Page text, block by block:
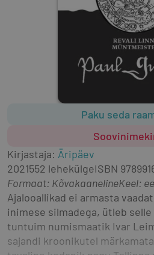
Paku seda
Kirjastaja: Äripäev
2021552 lehekülgeISBN
Formaat: KõvakaanelineKeel:
Ajalooallikad ei armasta
inimese silmadega, ütleb
tuntuim numismaatik Ivar
sajandi kroonikutel